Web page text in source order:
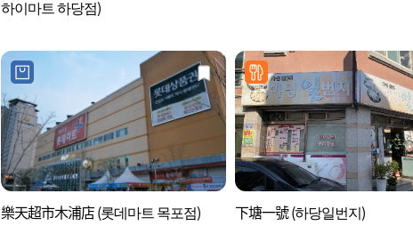
하이마트 하당점)
樂天超市木浦店 (롯데마트 목포점) 下塘一號 (하당일번지)